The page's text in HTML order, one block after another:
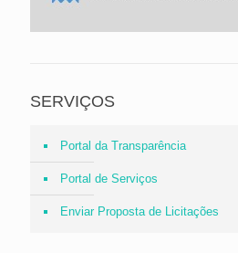
SERVIÇOS
Portal da Transparência
Portal de Serviços
Enviar Proposta de Licitações